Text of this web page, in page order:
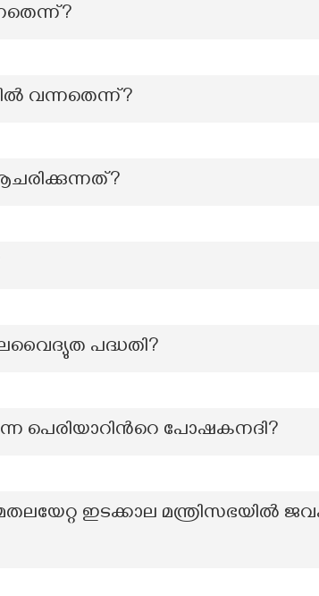
വന്നതെന്ന്?
പദ്ധതി?
പെരിയാറിന്‍റെ പോഷകനദി?
ഇടക്കാല മന്ത്രിസഭയില്‍